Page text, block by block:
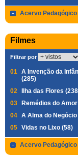
Acervo Pedagógico
Filmes
Filtrar por
01 A Invenção da
(285)
02
Ilha das Flores
03
Remédios do
04 A Alma do Negócio
05 Vidas no Lixo (58)
Acervo Pedagógico